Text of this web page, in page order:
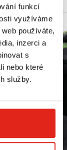
funkcí
využíváme
používáte,
inzerci a
s
nebo které
služby.